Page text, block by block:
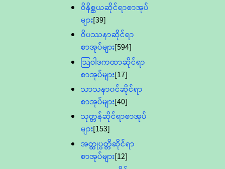
ဝိနိစ္ဆယဆိုင်ရာစာအုပ်
များ[39]
ဝိပဿနာဆိုင်ရာ
စာအုပ်များ[594]
သြဝါဒကထာဆိုင်ရာ
စာအုပ်များ[17]
သာသနာ၀င်ဆိုင်ရာ
စာအုပ်များ[40]
သုတ္တန်ဆိုင်ရာစာအုပ်
များ[153]
အတ္ထုပ္ပတ္တိဆိုင်ရာ
စာအုပ်များ[12]